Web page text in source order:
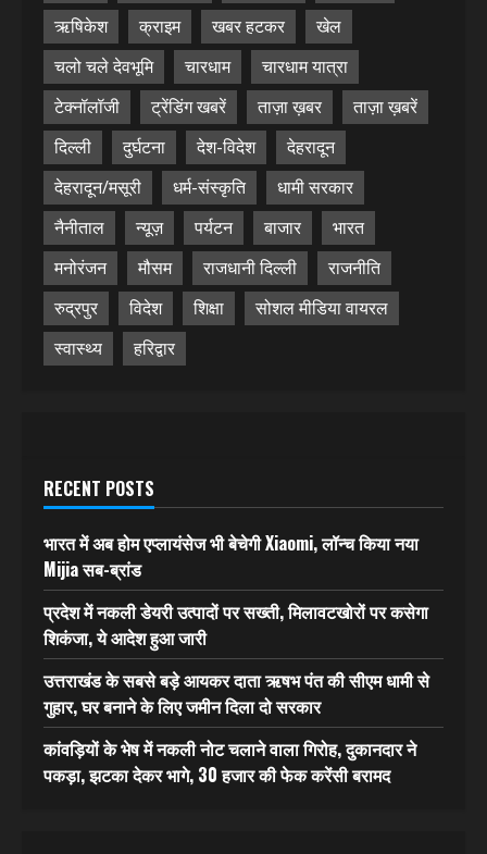
ऋषिकेश
क्राइम खबर हटकर
खेल
चलो चले देवभूमि
चारधाम
चारधाम यात्रा
टेक्नॉलॉजी
ट्रेंडिंग खबरें ताज़ा ख़बर
ताज़ा ख़बरें
दिल्ली
दुर्घटना देश-विदेश
देहरादून
देहरादून/मसूरी
धर्म-संस्कृति
धामी सरकार
नैनीताल
न्यूज़ पर्यटन बाजार
भारत
मनोरंजन
मौसम राजधानी दिल्ली
राजनीति
रुद्रपुर
विदेश शिक्षा
सोशल मीडिया वायरल
स्वास्थ्य
हरिद्वार
RECENT POSTS
भारत में अब होम एप्लायंसेज भी बेचेगी Xiaomi, लॉन्च किया नया
Mijia सब-ब्रांड
प्रदेश में नकली डेयरी उत्पादों पर सख्ती, मिलावटखोरों पर कसेगा
शिकंजा, ये आदेश हुआ जारी
उत्तराखंड के सबसे बड़े आयकर दाता ऋषभ पंत की सीएम धामी से
गुहार, घर बनाने के लिए जमीन दिला दो सरकार
कांवड़ियों के भेष में नकली नोट चलाने वाला गिरोह, दुकानदार ने
पकड़ा, झटका देकर भागे, 30 हजार की फेक करेंसी बरामद